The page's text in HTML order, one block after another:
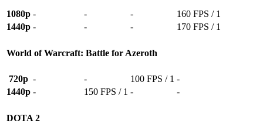
1080p - - -
160 FPS / 1
1440p - - - 170 FPS / 1
World of Warcraft: Battle for Azeroth
720p - - 100 FPS / 1 -
1440p - 150 FPS / 1 - -
DOTA 2